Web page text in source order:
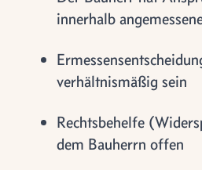
innerhalb
verhältnismäßig sein
Rechtsbehelfe
dem Bauherrn offen